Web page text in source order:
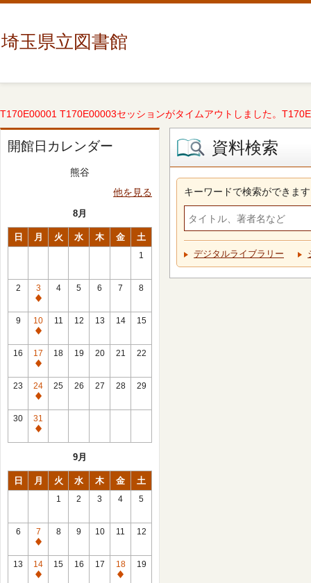
埼玉県立図書館
T170E00001 T170E00003セッションがタイムアウトしました。
開館日カレンダー
熊谷
他を見る
8月
日 月 火 水 木 金 土
1
2
3
休
館
日
4 5 6 7 8
9
10
休
館
日
11 12 13 14 15
16
17
休
館
日
18 19 20 21 22
23
24
休
館
日
25 26 27 28 29
30
31
休
9月
日 月 火 水 木 金 土
1 2 3 4 5
6
7
休
館
日
8 9 10 11 12
13
14
休
15 16 17
18
休
19
資料検索
キーワードで検索ができます
デジタルライブラリー